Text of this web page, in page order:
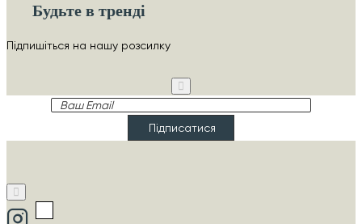
Будьте в тренді
Підпишіться на нашу розсилку
Ваш
Підписатися